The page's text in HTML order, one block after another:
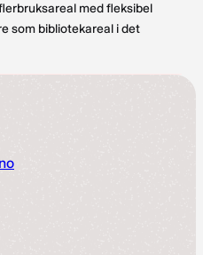
med fleksibel
som bibliotekareal i det